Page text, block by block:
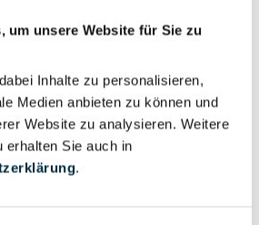
um unsere Website für Sie zu
Inhalte zu personalisieren,
Medien anbieten zu können und
Website zu analysieren. Weitere
erhalten Sie auch in
.
Vollständiges
Unternehmensprofil
anfragen